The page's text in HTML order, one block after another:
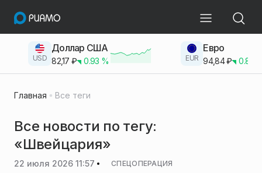
USD
Доллар США
82,17 ₽ 0.93 % EUR
Евро
94,84₽ 0.83
Главная Все теги
Все новости по тегу:
«Швейцария»
22 июля 2026 11:57 СПЕЦОПЕРАЦИЯ